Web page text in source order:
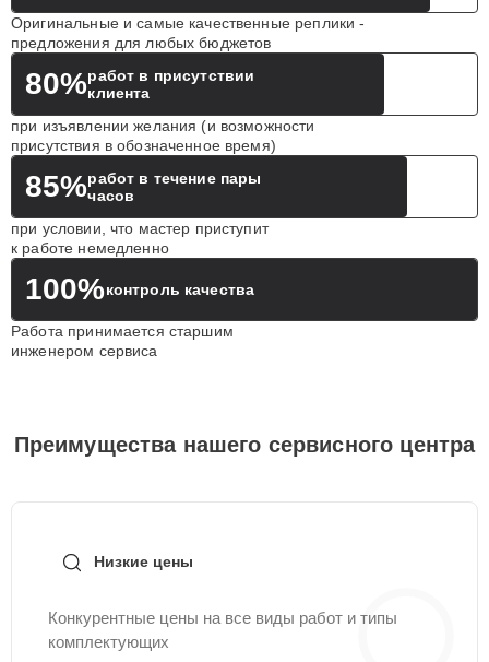
Оригинальные и самые качественные реплики -
предложения для любых бюджетов
80%работ в присутствии
клиента
при изъявлении желания (и возможности
присутствия в обозначенное время)
85%работ в течение пары
часов
при условии, что мастер приступит
к работе немедленно
100%контроль качества
Работа принимается старшим
инженером сервиса
Преимущества нашего сервисного центра
Низкие цены
Конкурентные цены на все виды работ и типы
комплектующих